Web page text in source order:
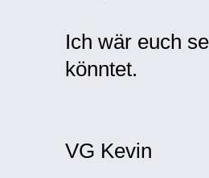
Ich wär euch
könntet.
VG Kevin